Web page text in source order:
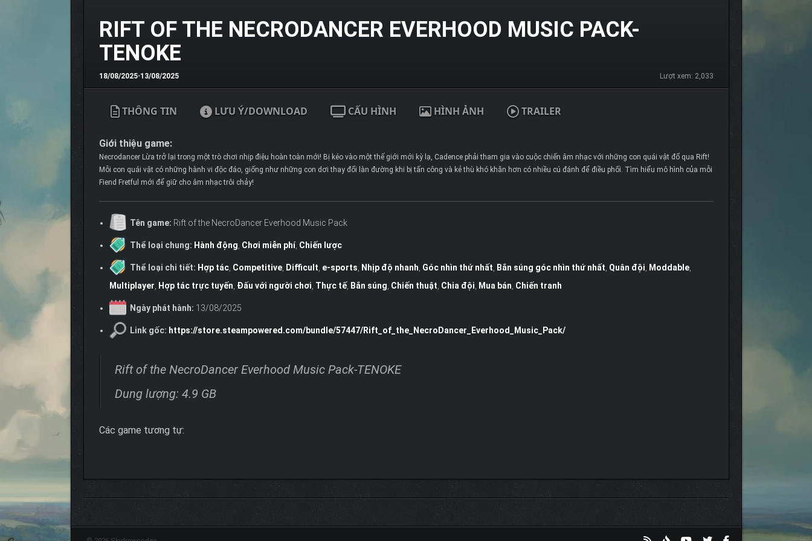
RIFT OF THE NECRODANCER EVERHOOD MUSIC PACK-
TENOKE
18/08/2025•13/08/2025 Lượt xem: 2,033
THÔNG TIN LƯU Ý/DOWNLOAD CẤU HÌNH HÌNH ẢNH TRAILER
Giới thiệu game:
Necrodancer Lừa trở lại trong một trò chơi nhịp điệu hoàn toàn mới! Bị kéo vào một thế giới mới kỳ lạ, Cadence phải tham gia vào cuộc chiến âm nhạc với những con quái vật đổ qua Rift!
Mỗi con quái vật có những hành vi độc đáo, giống như những con dơi thay đổi làn đường khi bị tấn công và kẻ thù khó khăn hơn có nhiều cú đánh để điều phối. Tìm hiểu mô hình của mỗi
Fiend Fretful mới để giữ cho âm nhạc trôi chảy!
Tên game: Rift of the NecroDancer Everhood Music Pack
Thể loại chung: Hành động Chơi miễn phí, Chiến lược
Thể loại chi tiết: Hợp tác, Competitive, Difficult e-sports Nhịp độ nhanh Góc nhìn thứ nhất Bắn súng góc nhìn thứ nhất Quân đội Moddable,
Multiplayer
Hợp tác trực tuyến Đấu với người chơi Thực tế, Bắn súng Chiến thuật Chia đội Mua bán Chiến tranh
Ngày phát hành: 13/08/2025
Link gốc: https://store.steampowered.com/bundle/57447/Rift_of_the_NecroDancer_Everhood_Music_Pack/
Rift of the NecroDancer Everhood Music Pack-TENOKE
Dung lượng: 4.9 GB
Các game tương tự: